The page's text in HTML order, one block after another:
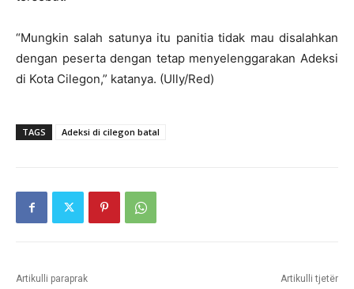
“Mungkin salah satunya itu panitia tidak mau disalahkan
dengan peserta dengan tetap menyelenggarakan Adeksi
di Kota Cilegon,” katanya. (Ully/Red)
TAGS Adeksi di cilegon batal
Artikulli paraprak Artikulli tjetër